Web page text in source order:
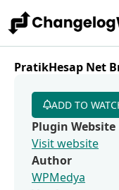
PratikHesap Net
ADD TO
Plugin Website
Visit website
Author
WPMedya